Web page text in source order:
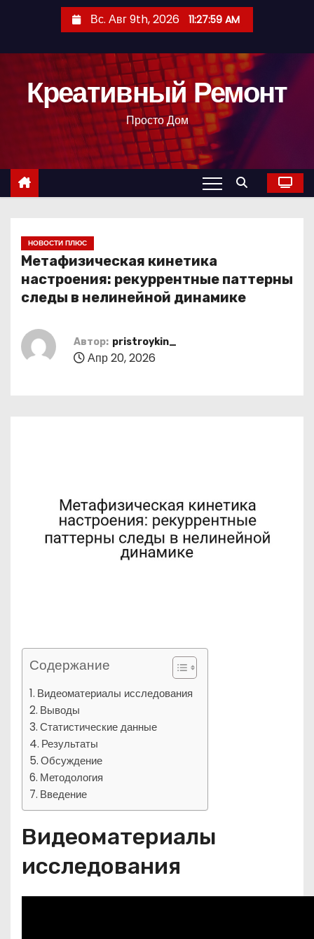
с
Вс. Авг 9th, 2026 11:28:00 AM
Креативный Ремонт
Просто Дом
НОВОСТИ ПЛЮС
Метафизическая кинетика
настроения: рекуррентные паттерны
следы в нелинейной динамике
Автор: pristroykin_
Апр 20, 2026
Содержание
Видеоматериалы исследования
Выводы
Статистические данные
Результаты
Обсуждение
Методология
Введение
Видеоматериалы
исследования